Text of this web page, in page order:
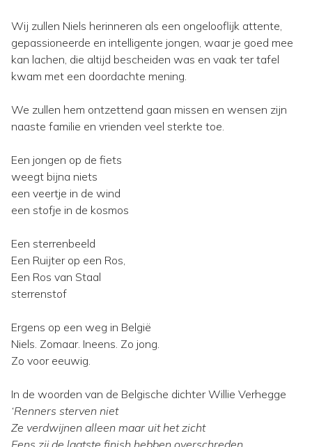
Wij zullen Niels herinneren als een ongelooflijk attente,
gepassioneerde en intelligente jongen, waar je goed mee
kan lachen, die altijd bescheiden was en vaak ter tafel
kwam met een doordachte mening.
We zullen hem ontzettend gaan missen en wensen zijn
naaste familie en vrienden veel sterkte toe.
Een jongen op de fiets
weegt bijna niets
een veertje in de wind
een stofje in de kosmos
Een sterrenbeeld
Een Ruijter op een Ros,
Een Ros van Staal
sterrenstof
Ergens op een weg in België
Niels. Zomaar. Ineens. Zo jong.
Zo voor eeuwig.
In de woorden van de Belgische dichter Willie Verhegge
‘Renners sterven niet
Ze verdwijnen alleen maar uit het zicht
Eens zij de laatste finish hebben overschreden